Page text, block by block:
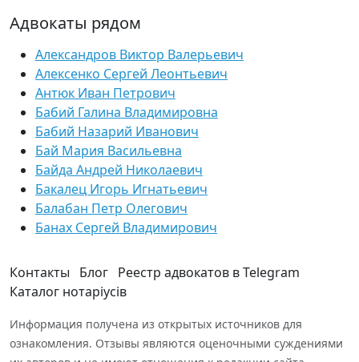
Адвокаты рядом
Александров Виктор Валерьевич
Алексенко Сергей Леонтьевич
Антюк Иван Петрович
Бабий Галина Владимировна
Бабий Назарий Иванович
Бай Мария Васильевна
Байда Андрей Николаевич
Бакалец Игорь Игнатьевич
Балабан Петр Олегович
Банах Сергей Владимирович
Контакты Блог Реестр адвокатов в Telegram
Каталог нотаріусів
Информация получена из открытых источников для
ознакомления. Отзывы являются оценочными суждениями